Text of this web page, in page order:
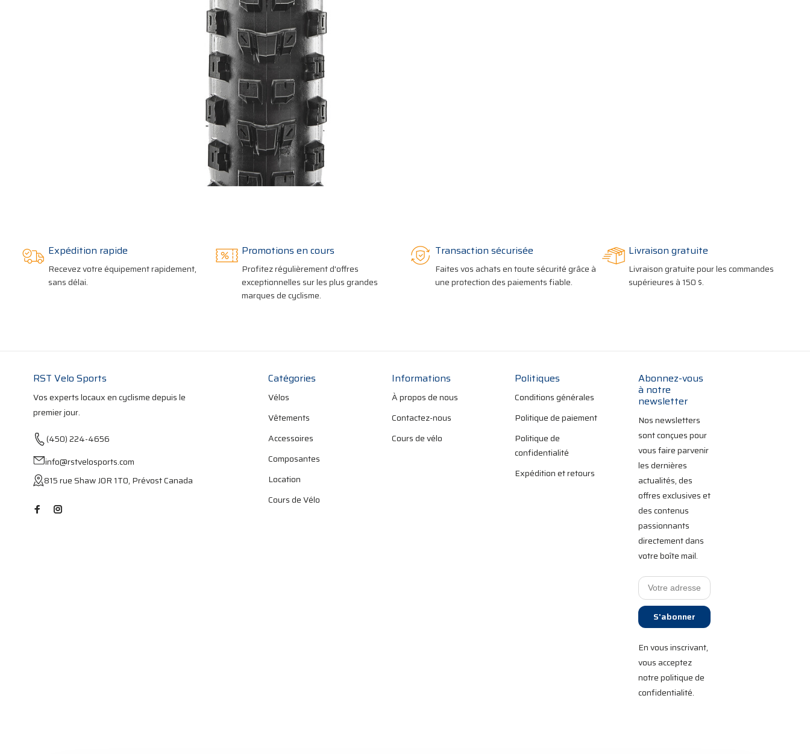
Expédition rapide
Recevez votre équipement rapidement,
sans délai.
Promotions en cours
Profitez régulièrement d'offres
exceptionnelles sur les plus grandes
marques de cyclisme.
Transaction sécurisée
Faites vos achats en toute sécurité grâce à
une protection des paiements fiable.
Livraison gratuite
Livraison gratuite pour les commandes
supérieures à 150 $.
RST Velo Sports
Vos experts locaux en cyclisme depuis le
premier jour.
(450) 224-4656
info@rstvelosports.com
815 rue Shaw J0R 1T0, Prévost Canada
Catégories
Vélos
Vêtements
Accessoires
Composantes
Location
Cours de Vélo
Informations
À propos de nous
Contactez-nous
Cours de vélo
Politiques
Conditions générales
Politique de paiement
Politique de
confidentialité
Expédition et retours
Abonnez-vous
à notre
newsletter
Nos newsletters
sont conçues pour
vous faire parvenir
les dernières
actualités, des
offres exclusives et
des contenus
passionnants
directement dans
votre boîte mail.
S'abonner
En vous inscrivant,
vous acceptez
notre politique de
confidentialité.